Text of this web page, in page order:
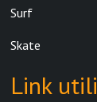
Surf
Skate
Link utili